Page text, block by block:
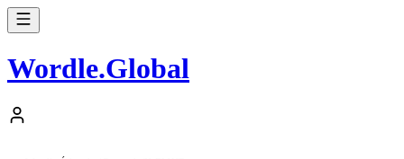
Wordle.Global